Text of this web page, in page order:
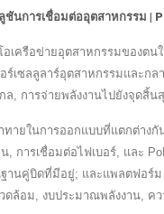
ชันการเชื่อมต่ออุตสาหกรรม |
อเครือข่ายอุตสาหกรรมของต
อร์เซลลูลาร์อุตสาหกรรมและ
, การจ่ายพลังงานไปยังจุดสิ้น
ยในการออกแบบที่แตกต่างกั
การเชื่อมต่อไฟเบอร์, และ
นคู่บิดที่มีอยู่; และแพลตฟอร์ม
ดล้อม, งบประมาณพลังงาน,